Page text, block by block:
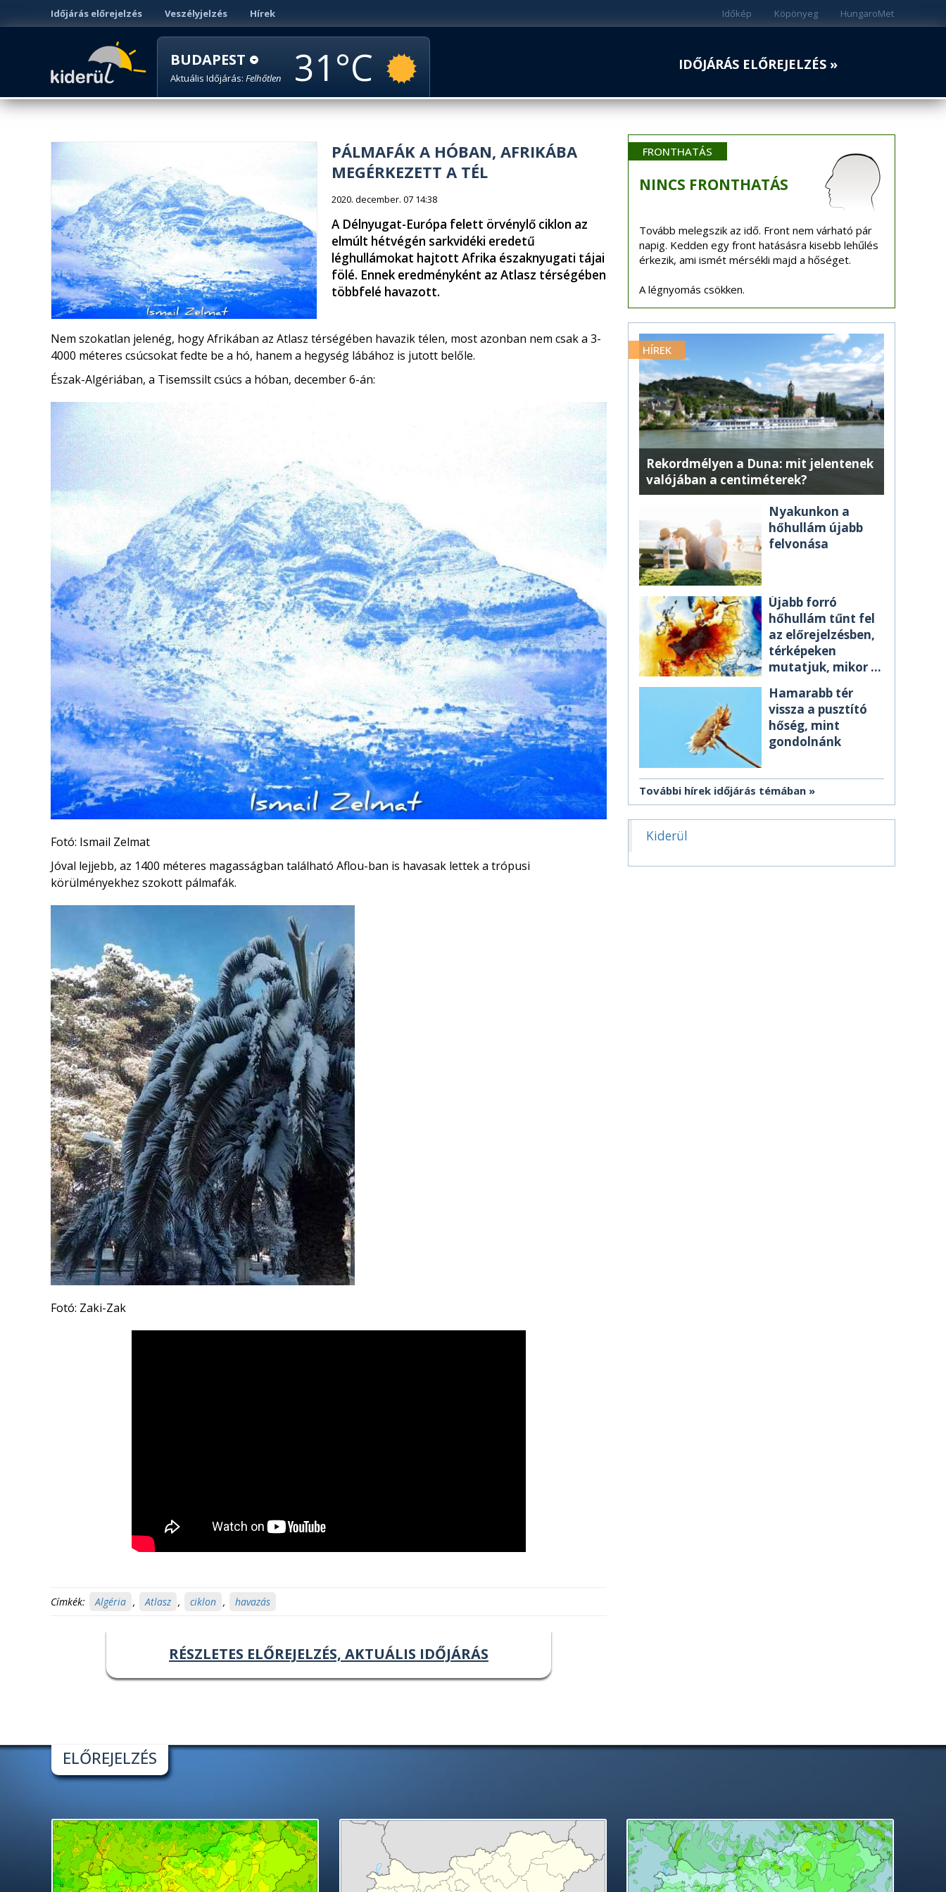
Időjárás előrejelzés Veszélyjelzés Hírek HungaroMet
Köpönyeg
Időkép
BUDAPEST
Aktuális Időjárás: Felhőtlen 31 IDŐJÁRÁS ELŐREJELZÉS »
PÁLMAFÁK A HÓBAN, AFRIKÁBA
MEGÉRKEZETT A TÉL
2020. december. 07 14:38
A Délnyugat-Európa felett örvénylő ciklon az
elmúlt hétvégén sarkvidéki eredetű
léghullámokat hajtott Afrika északnyugati tájai
fölé. Ennek eredményként az Atlasz térségében
többfelé havazott.
Nem szokatlan jelenég, hogy Afrikában az Atlasz térségében havazik télen, most azonban nem csak a 3-
4000 méteres csúcsokat fedte be a hó, hanem a hegység lábához is jutott belőle.
Észak-Algériában, a Tisemssilt csúcs a hóban, december 6-án:
Fotó: Ismail Zelmat
Jóval lejjebb, az 1400 méteres magasságban található Aflou-ban is havasak lettek a trópusi
körülményekhez szokott pálmafák.
Fotó: Zaki-Zak
Címkék: Algéria , Atlasz , ciklon , havazás
RÉSZLETES ELŐREJELZÉS, AKTUÁLIS IDŐJÁRÁS
FRONTHATÁS
NINCS FRONTHATÁS
Tovább melegszik az idő. Front nem várható pár
napig. Kedden egy front hatásásra kisebb lehűlés
érkezik, ami ismét mérsékli majd a hőséget.
A légnyomás csökken.
HÍREK
Rekordmélyen a Duna: mit jelentenek
valójában a centiméterek?
Nyakunkon a
hőhullám újabb
felvonása
Újabb forró
hőhullám tűnt fel
az előrejelzésben,
térképeken
mutatjuk, mikor ér
Hamarabb tér
vissza a pusztító
hőség, mint
gondolnánk
További hírek időjárás témában
Kiderül
ELŐREJELZÉS